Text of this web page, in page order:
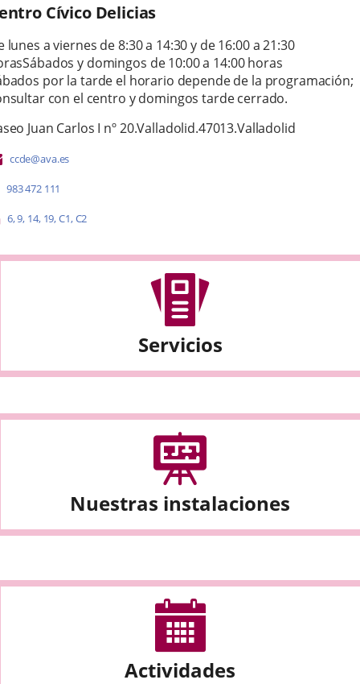
Cívico Delicias
lunes a viernes de 8:30 a 14:30 y de 16:00 a 21:30
Sábados y domingos de 10:00 a 14:00 horas
por la tarde el horario depende de la programación;
con el centro y domingos tarde cerrado.
Juan Carlos I nº 20.Valladolid.47013.Valladolid
Email
ccde@ava.es
Phones
983 472 111
Líneas
Bus
6Enlace
aplicación
,9Enlace
aplicación
, 14Enlace
aplicación
, 19Enlace
aplicación
,C1Enlace
aplicación
,C2Enlace
aplicación
Servicios
Nuestras instalaciones
Actividades